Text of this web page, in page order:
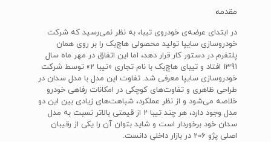
مقدمه
در ابتدای عرضه‌ی خودروی تیبا، به نظر نمی‌رسید که شرکت
خودروسازی سایپا تولید محصولی هاچ‌بک را بر روی همان
پلتفرم در دستور کار قرار دهد، اما این اتفاق در مهر ماه سال
1391 افتاد و تیبای هاچ‌بک با نام تجاری «تیبا 2» توسط شرکت
خودروسازی سایپا معرفی شد. تفاوت این مدل با مدل سدان در
طراحی ظاهری و تفاوت‌های کوچکی در امکانات رفاهی خودرو
خلاصه می‌شود و از نظر عملکرد، شباهت‌های زیادی بین این دو
مدل وجود دارد، هر چند تیبا 2 از قیمتی بالاتر نسبت به مدل
سدان خود برخوردار است و شاید بتوان آن را یکی از رقیبان
اصلی پژو 206 در بازار داخلی دانست.